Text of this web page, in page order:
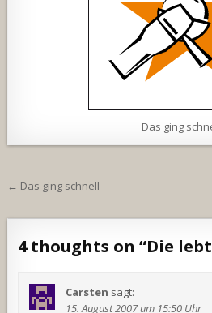
Das ging
Beitragsnavigation
← Das ging schnell
4 thoughts on “Die
Carsten sagt:
15. August 2007 um 15:50 Uhr